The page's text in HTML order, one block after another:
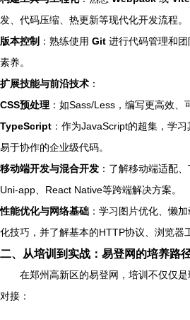
发、代码压缩、热更新等现代化开发流程。
版本控制 ：熟练使用 Git 进行代码管理和
素养。
扩展技能与前沿技术 ：
CSS预处理 ：如Sass/Less，编写更高效、
TypeScript ：作为JavaScript的超集，学
易于协作的企业级代码。
移动端开发与混合开发 ：了解移动端适配
Uni-app、React Native等跨端解决方案。
性能优化与网络基础 ：学习图片优化、懒
化技巧，并了解基本的HTTP协议、浏览器
二、从培训到实战：易登网的培养路
在郑州高新区的易登网，培训不仅仅
对接：